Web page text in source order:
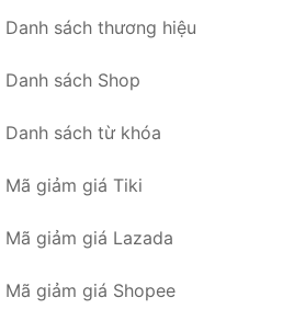
Danh sách thương hiệu
Danh sách Shop
Danh sách từ khóa
Mã giảm giá Tiki
Mã giảm giá Lazada
Mã giảm giá Shopee